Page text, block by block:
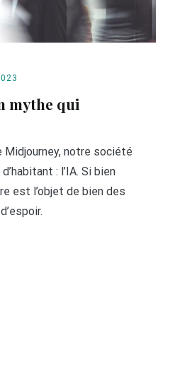
mythe qui
Midjourney, notre société
: l’IA. Si bien
est l’objet de bien des